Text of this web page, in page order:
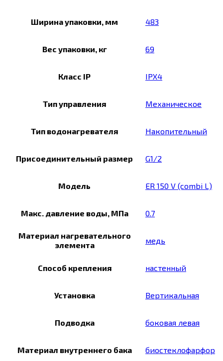
Ширина упаковки, мм 483
Вес упаковки, кг 69
Класс IP IPX4
Тип управления Механическое
Тип водонагревателя Накопительный
Присоединительный размер G1/2
Модель ER 150 V (combi L)
Макс. давление воды, МПа 0.7
Материал нагревательного
элемента
медь
Способ крепления настенный
Установка Вертикальная
Подводка боковая левая
Материал внутреннего бака биостеклофарфор